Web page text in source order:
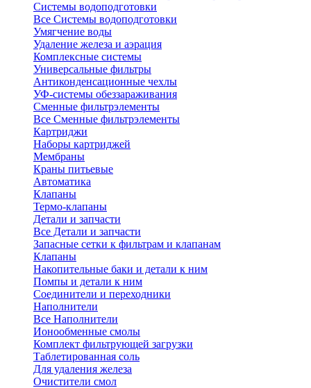
Системы водоподготовки
Все Системы водоподготовки
Умягчение воды
Удаление железа и аэрация
Комплексные системы
Универсальные фильтры
Антиконденсационные чехлы
УФ-системы обеззараживания
Сменные фильтрэлементы
Все Сменные фильтрэлементы
Картриджи
Наборы картриджей
Мембраны
Краны питьевые
Автоматика
Клапаны
Термо-клапаны
Детали и запчасти
Все Детали и запчасти
Запасные сетки к фильтрам и клапанам
Клапаны
Накопительные баки и детали к ним
Помпы и детали к ним
Соединители и переходники
Наполнители
Все Наполнители
Ионообменные смолы
Комплект фильтрующей загрузки
Таблетированная соль
Для удаления железа
Очистители смол